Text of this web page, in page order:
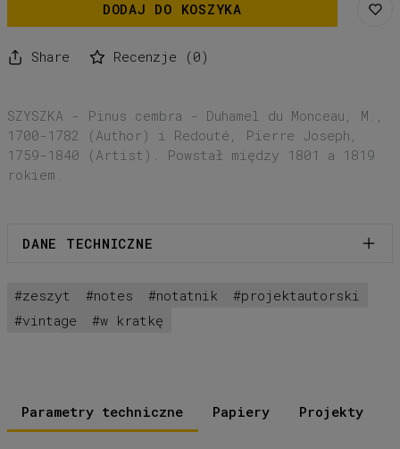
DODAJ DO KOSZYKA
Share Recenzje (0)
SZYSZKA - Pinus cembra - Duhamel du Monceau, M.,
1700-1782 (Author) i Redouté, Pierre Joseph,
1759-1840 (Artist). Powstał między 1801 a 1819
rokiem.
DANE TECHNICZNE
Papier okładka:Munken Pure
Papier środek:Munken Print Cream
zeszyt notes notatnik
projektautorski
vintage
w kratkę
Parametry techniczne Papiery Projekty